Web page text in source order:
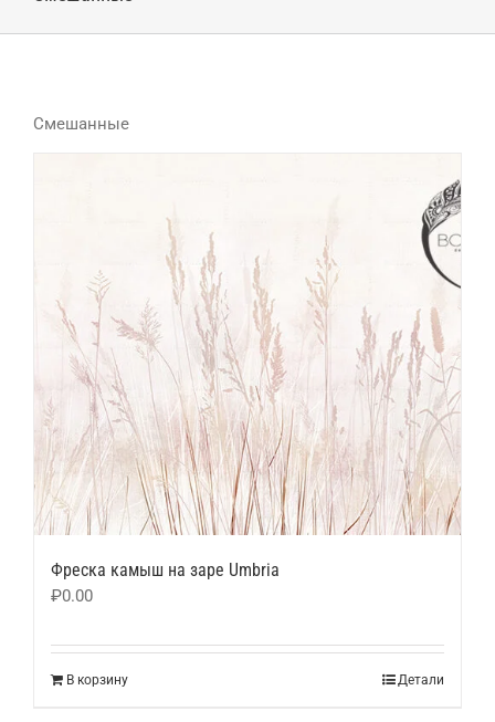
Смешанные
Фреска камыш на заре Umbria
₽0.00
В корзину Детали